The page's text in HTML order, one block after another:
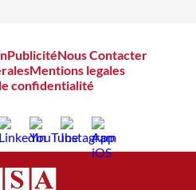
PublicitéNous Contacter
Mentions legales
confidentialité